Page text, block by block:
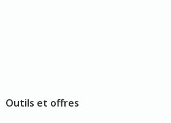
Outils et offres